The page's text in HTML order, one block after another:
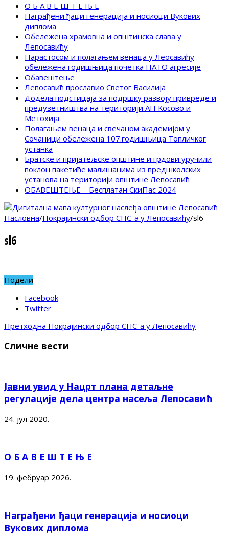
О Б А В Е Ш Т Е Њ Е
Награђени ђаци генерација и носиоци Вукових
диплома
Обележена храмовна и општинска слава у
Лепосавићу
Парастосом и полагањем венаца у Леосавићу
обележена годишњица почетка НАТО агресије
Обавештење
Лепосавић прославио Светог Василија
Додела подстицаја за подршку развоју привреде и
предузетништва на територији АП Косово и
Метохија
Полагањем венаца и свечаном академијом у
Сочаници обележена 107.годишњица Топличког
устанка
Братске и пријатељске општине и грдови уручили
поклон пакетиће малишанима из предшколских
установа на територији општине Лепосавић
ОБАВЕШТЕЊЕ – Бесплатан СкиПас 2024
Насловна/Покрајински одбор СНС-а у Лепосавићу/sl6
sl6
Подели
Facebook
Twitter
Претходна Покрајински одбор СНС-а у Лепосавићу
Сличне вести
Јавни увид у Нацрт плана детаљне
регулације дела центра насеља Лепосавић
24. јул 2020.
О Б А В Е Ш Т Е Њ Е
19. фебруар 2026.
Награђени ђаци генерација и носиоци
Вукових диплома